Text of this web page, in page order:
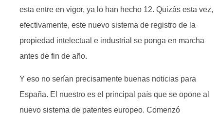
esta entre en vigor, ya lo han hecho 12. Quizás esta vez,
efectivamente, este nuevo sistema de registro de la
propiedad intelectual e industrial se ponga en marcha
antes de fin de año.
Y eso no serían precisamente buenas noticias para
España. El nuestro es el principal país que se opone al
nuevo sistema de patentes europeo. Comenzó